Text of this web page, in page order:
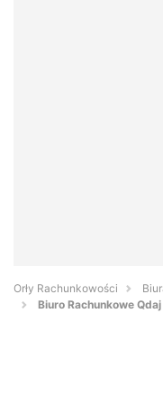
Orły Rachunkowości
Biuro Rachunkowe Qdaj